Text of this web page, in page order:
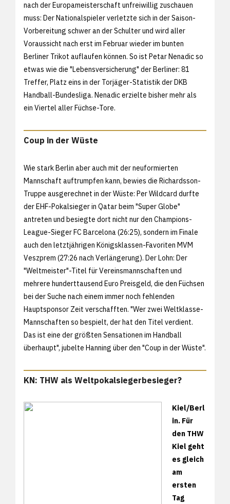
nach der Europameisterschaft unfreiwillig zuschauen
muss: Der Nationalspieler verletzte sich in der Saison-
Vorbereitung schwer an der Schulter und wird aller
Voraussicht nach erst im Februar wieder im bunten
Berliner Trikot auflaufen können. So ist Petar Nenadic so
etwas wie die "Lebensversicherung" der Berliner: 81
Treffer, Platz eins in der Torjäger-Statistik der DKB
Handball-Bundesliga. Nenadic erzielte bisher mehr als
ein Viertel aller Füchse-Tore.
Coup in der Wüste
Wie stark Berlin aber auch mit der neuformierten
Mannschaft auftrumpfen kann, bewies die Richardsson-
Truppe ausgerechnet in der Wüste: Per Wildcard durfte
der EHF-Pokalsieger in Qatar beim "Super Globe"
antreten und besiegte dort nicht nur den Champions-
League-Sieger FC Barcelona (26:25), sondern im Finale
auch den letztjährigen Königsklassen-Favoriten MVM
Veszprem (27:26 nach Verlängerung). Der Lohn: Der
"Weltmeister"-Titel für Vereinsmannschaften und
mehrere hunderttausend Euro Preisgeld, die den Füchsen
bei der Suche nach einem immer noch fehlenden
Hauptsponsor Zeit verschafften. "Wer zwei Weltklasse-
Mannschaften so bespielt, der hat den Titel verdient.
Das ist eine der größten Sensationen im Handball
überhaupt", jubelte Hanning über den "Coup in der Wüste".
KN: THW als Weltpokalsiegerbesieger?
Kiel/Berl
in. Für
den THW
Kiel geht
es gleich
am
ersten
Tag